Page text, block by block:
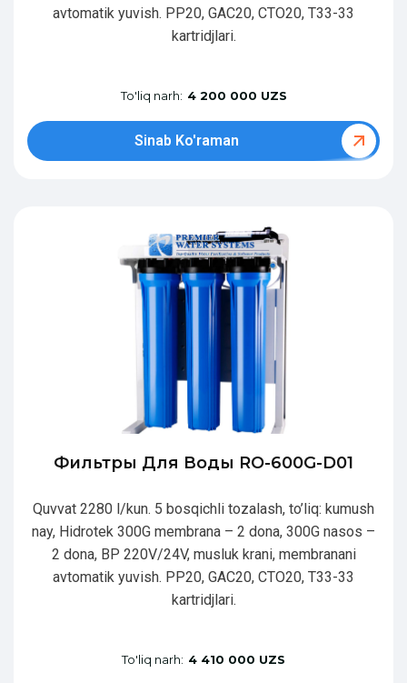
avtomatik yuvish. PP20, GAC20, CTO20, T33-33
kartridjlari.
To'liq narh: 4 200 000 UZS
Sinab Ko'raman
Фильтры Для Воды RO-600G-D01
Quvvat 2280 l/kun. 5 bosqichli tozalash, to’liq: kumush
nay, Hidrotek 300G membrana – 2 dona, 300G nasos –
2 dona, BP 220V/24V, musluk krani, membranani
avtomatik yuvish. PP20, GAC20, CTO20, T33-33
kartridjlari.
To'liq narh: 4 410 000 UZS